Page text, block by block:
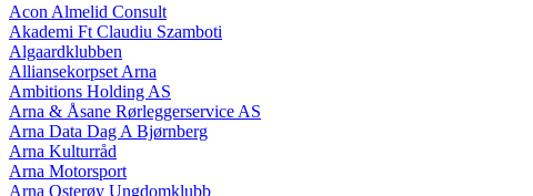
Acon Almelid Consult
Akademi Ft Claudiu Szamboti
Algaardklubben
Alliansekorpset Arna
Ambitions Holding AS
Arna & Åsane Rørleggerservice AS
Arna Data Dag A Bjørnberg
Arna Kulturråd
Arna Motorsport
Arna Osterøy Ungdomklubb